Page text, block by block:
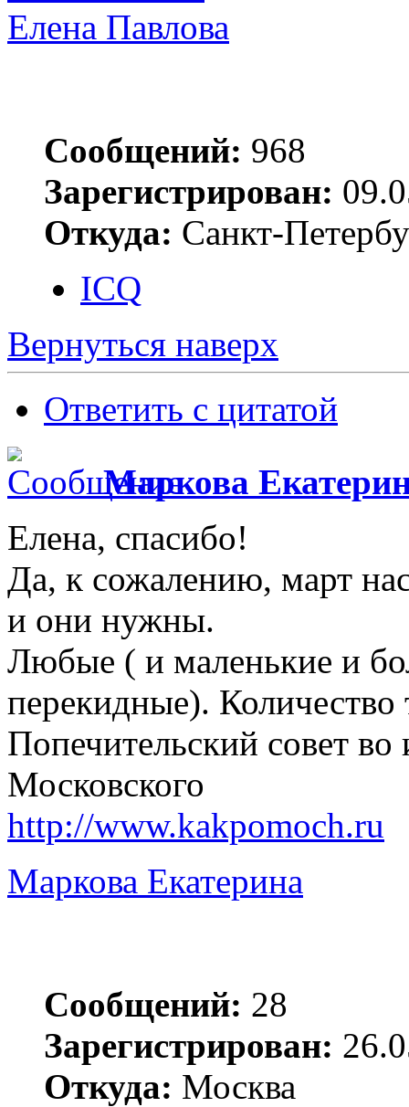
Елена Павлова
Сообщений: 968
Зарегистрирован:
Откуда: Санкт-
ICQ
Вернуться наверх
Ответить с цитатой
Маркова
Елена, спасибо!
Да, к сожалению, март
и они нужны.
Любые ( и маленькие и
перекидные).
Попечительский совет
Московского
http://www.kakpomoch.ru
Маркова Екатерина
Сообщений: 28
Зарегистрирован:
Откуда: Москва